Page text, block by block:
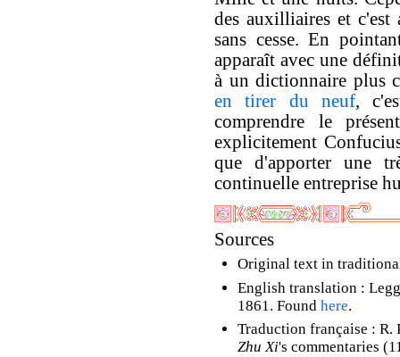
des auxilliaires et
sans cesse. En
apparaît avec une
à un dictionnaire plus
en tirer du neuf,
comprendre le
explicitement
que d'apporter une
continuelle entreprise
Sources
Original text in
English translation :
1861. Found here.
Traduction française : R.
Zhu Xi's commentaries